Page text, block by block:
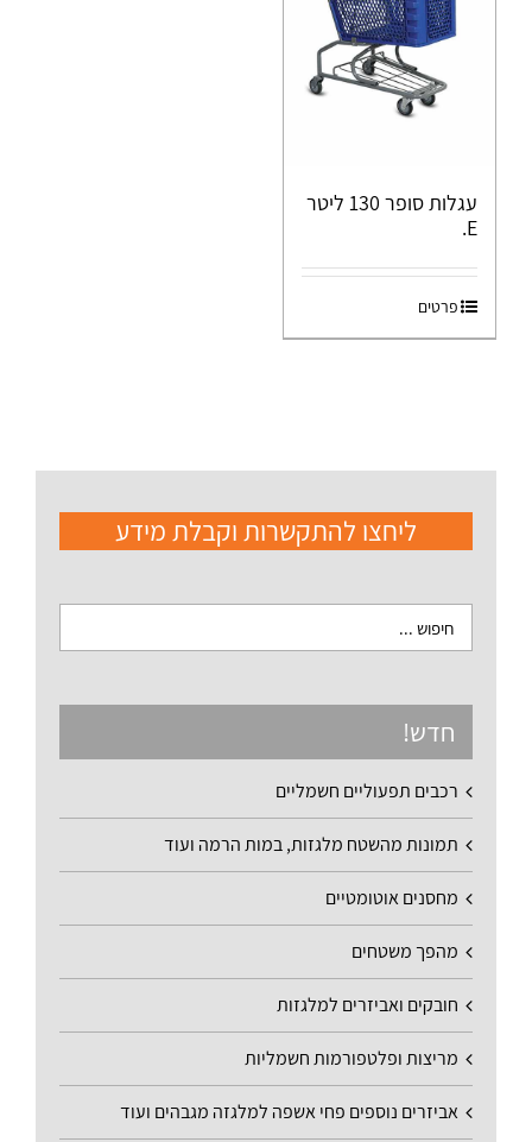
עגלות סופר 130 ליטר
E.
פרטים
ליחצו להתקשרות וקבלת מידע
חדש!
רכבים תפעוליים חשמליים
תמונות מהשטח מלגזות, במות הרמה ועוד
מחסנים אוטומטיים
מהפך משטחים
חובקים ואביזרים למלגזות
מריצות ופלטפורמות חשמליות
אביזרים נוספים פחי אשפה למלגזה מגבהים ועוד